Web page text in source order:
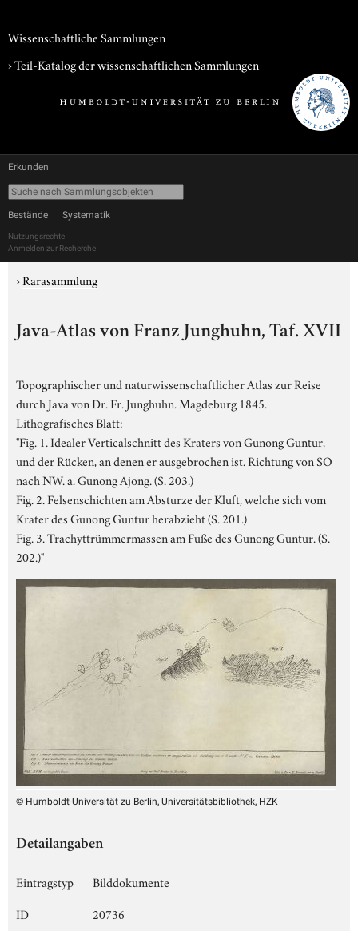
Wissenschaftliche Sammlungen
› Teil-Katalog der wissenschaftlichen Sammlungen
Erkunden
Bestände Systematik
Nutzungsrechte
Anmelden zur Recherche
›Rarasammlung
Java-Atlas von Franz Junghuhn, Taf. XVII
Topographischer und naturwissenschaftlicher Atlas zur Reise
durch Java von Dr. Fr. Junghuhn. Magdeburg 1845.
Lithografisches Blatt:
"Fig. 1. Idealer Verticalschnitt des Kraters von Gunong Guntur,
und der Rücken, an denen er ausgebrochen ist. Richtung von SO
nach NW. a. Gunong Ajong. (S. 203.)
Fig. 2. Felsenschichten am Absturze der Kluft, welche sich vom
Krater des Gunong Guntur herabzieht (S. 201.)
Fig. 3. Trachyttrümmermassen am Fuße des Gunong Guntur. (S.
202.)"
© Humboldt-Universität zu Berlin, Universitätsbibliothek, HZK
Detailangaben
Eintragstyp
Bilddokumente
ID
20736